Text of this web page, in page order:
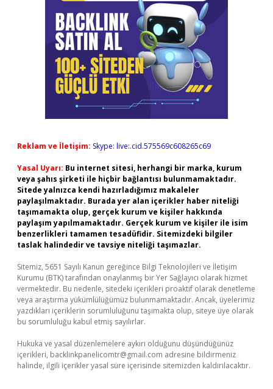
Reklam ve İletişim: Skype: live:.cid.575569c608265c69
Yasal Uyarı: Bu internet sitesi, herhangi bir marka, kurum
veya şahıs şirketi ile hiçbir bağlantısı bulunmamaktadır.
Sitede yalnızca kendi hazırladığımız makaleler
paylaşılmaktadır. Burada yer alan içerikler haber niteliği
taşımamakta olup, gerçek kurum ve kişiler hakkında
paylaşım yapılmamaktadır. Gerçek kurum ve kişiler ile isim
benzerlikleri tamamen tesadüfidir. Sitemizdeki bilgiler
taslak halindedir ve tavsiye niteliği taşımazlar.
Sitemiz, 5651 Sayılı Kanun gereğince Bilgi Teknolojileri ve İletişim
Kurumu (BTK) tarafından onaylanmış bir Yer Sağlayıcı olarak hizmet
vermektedir. Bu nedenle, sitedeki içerikleri proaktif olarak denetleme
veya araştırma yükümlülüğümüz bulunmamaktadır. Ancak, üyelerimiz
yazdıkları içeriklerin sorumluluğunu taşımakta olup, siteye üye olarak
bu sorumluluğu kabul etmiş sayılırlar.
Hukuka ve yasal düzenlemelere aykırı olduğunu düşündüğünüz
içerikleri, backlinkpanelicomtr@gmail.com adresine bildirmeniz
halinde, ilgili içerikler yasal süre içerisinde sitemizden kaldırılacaktır.